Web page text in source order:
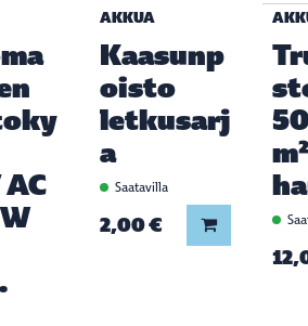
AKKUA
Kaasunp
oisto
letkusarj
a
Saatavilla
2,00 € Lisää koriin
m²